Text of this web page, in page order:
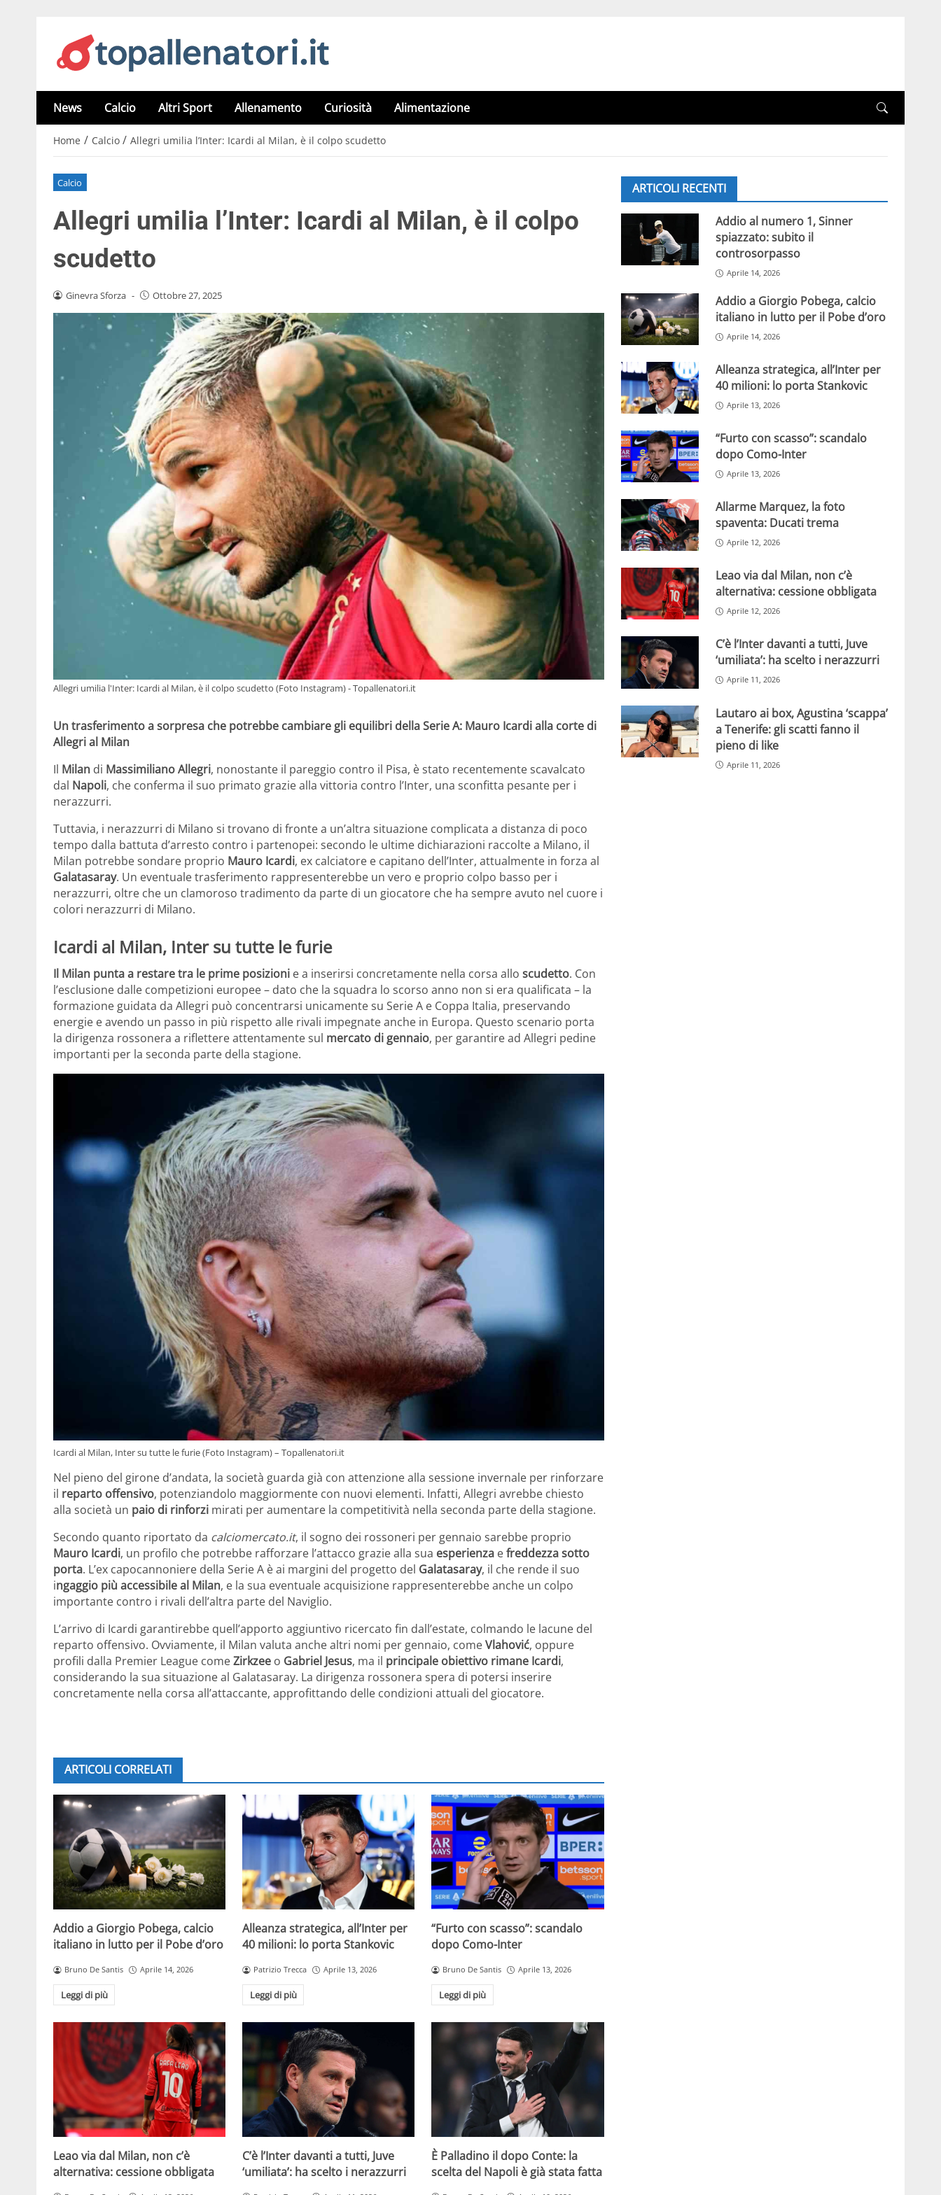
News Calcio Altri Sport Allenamento Curiosità Alimentazione
Home / Calcio / Allegri umilia l’Inter: Icardi al Milan, è il colpo scudetto
Calcio
Allegri umilia l’Inter: Icardi al Milan, è il colpo
scudetto
Ginevra Sforza - Ottobre 27, 2025
Allegri umilia l'Inter: Icardi al Milan, è il colpo scudetto (Foto Instagram) - Topallenatori.it
Un trasferimento a sorpresa che potrebbe cambiare gli equilibri della Serie A: Mauro Icardi alla corte di
Allegri al Milan
Il Milan di Massimiliano Allegri, nonostante il pareggio contro il Pisa, è stato recentemente scavalcato
dal Napoli, che conferma il suo primato grazie alla vittoria contro l’Inter, una sconfitta pesante per i
nerazzurri.
Tuttavia, i nerazzurri di Milano si trovano di fronte a un’altra situazione complicata a distanza di poco
tempo dalla battuta d’arresto contro i partenopei: secondo le ultime dichiarazioni raccolte a Milano, il
Milan potrebbe sondare proprio Mauro Icardi, ex calciatore e capitano dell’Inter, attualmente in forza al
Galatasaray. Un eventuale trasferimento rappresenterebbe un vero e proprio colpo basso per i
nerazzurri, oltre che un clamoroso tradimento da parte di un giocatore che ha sempre avuto nel cuore i
colori nerazzurri di Milano.
Icardi al Milan, Inter su tutte le furie
Il Milan punta a restare tra le prime posizioni e a inserirsi concretamente nella corsa allo scudetto. Con
l’esclusione dalle competizioni europee – dato che la squadra lo scorso anno non si era qualificata – la
formazione guidata da Allegri può concentrarsi unicamente su Serie A e Coppa Italia, preservando
energie e avendo un passo in più rispetto alle rivali impegnate anche in Europa. Questo scenario porta
la dirigenza rossonera a riflettere attentamente sul mercato di gennaio, per garantire ad Allegri pedine
importanti per la seconda parte della stagione.
Icardi al Milan, Inter su tutte le furie (Foto Instagram) – Topallenatori.it
Nel pieno del girone d’andata, la società guarda già con attenzione alla sessione invernale per rinforzare
il reparto offensivo, potenziandolo maggiormente con nuovi elementi. Infatti, Allegri avrebbe chiesto
alla società un paio di rinforzi mirati per aumentare la competitività nella seconda parte della stagione.
Secondo quanto riportato da calciomercato.it, il sogno dei rossoneri per gennaio sarebbe proprio
Mauro Icardi, un profilo che potrebbe rafforzare l’attacco grazie alla sua esperienza efreddezza sotto
porta. L’ex capocannoniere della Serie A è ai margini del progetto del Galatasaray, il che rende il suo
ingaggio più accessibile al Milan, e la sua eventuale acquisizione rappresenterebbe anche un colpo
importante contro i rivali dell’altra parte del Naviglio.
L’arrivo di Icardi garantirebbe quell’apporto aggiuntivo ricercato fin dall’estate, colmando le lacune del
reparto offensivo. Ovviamente, il Milan valuta anche altri nomi per gennaio, comeVlahović, oppure
profili dalla Premier League comeZirkzee o Gabriel Jesus, ma il principale obiettivo rimane Icardi,
considerando la sua situazione al Galatasaray. La dirigenza rossonera spera di potersi inserire
concretamente nella corsa all’attaccante, approfittando delle condizioni attuali del giocatore.
ARTICOLI CORRELATI
Addio a Giorgio Pobega, calcio
italiano in lutto per il Pobe d’oro
Bruno De Santis Aprile 14, 2026
Leggi di più
Alleanza strategica, all’Inter per
40 milioni: lo porta Stankovic
Patrizio Trecca Aprile 13, 2026
Leggi di più
“Furto con scasso”: scandalo
dopo Como-Inter
Bruno De Santis Aprile 13, 2026
Leggi di più
Leao via dal Milan, non c’è
alternativa: cessione obbligata
C’è l’Inter davanti a tutti, Juve
‘umiliata’: ha scelto i nerazzurri
È Palladino il dopo Conte: la
scelta del Napoli è già stata fatta
ARTICOLI RECENTI
Addio al numero 1, Sinner
spiazzato: subito il
controsorpasso
Aprile 14, 2026
Addio a Giorgio Pobega, calcio
italiano in lutto per il Pobe d’oro
Aprile 14, 2026
Alleanza strategica, all’Inter per
40 milioni: lo porta Stankovic
Aprile 13, 2026
“Furto con scasso”: scandalo
dopo Como-Inter
Aprile 13, 2026
Allarme Marquez, la foto
spaventa: Ducati trema
Aprile 12, 2026
Leao via dal Milan, non c’è
alternativa: cessione obbligata
Aprile 12, 2026
C’è l’Inter davanti a tutti, Juve
‘umiliata’: ha scelto i nerazzurri
Aprile 11, 2026
Lautaro ai box, Agustina ‘scappa’
a Tenerife: gli scatti fanno il
pieno di like
Aprile 11, 2026